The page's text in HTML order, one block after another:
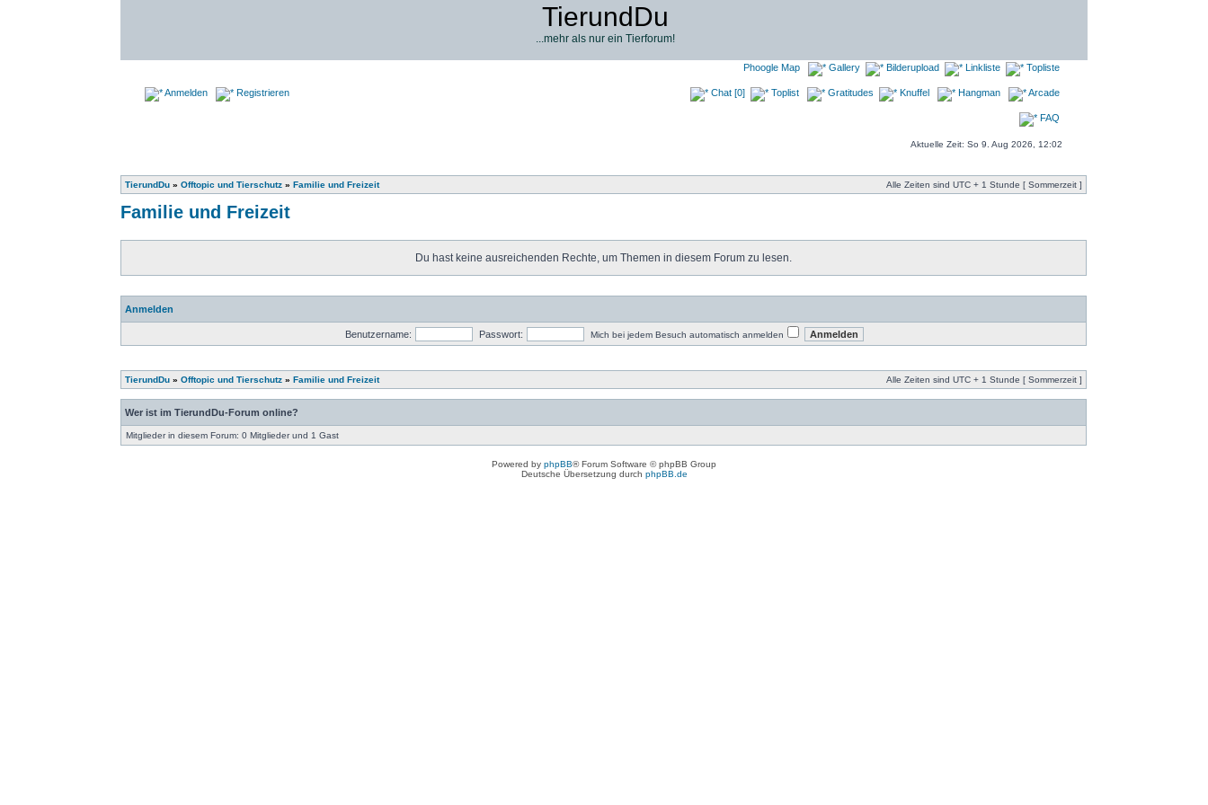
TierundDu
...mehr als nur ein Tierforum!
Anmelden Registrieren
Phoogle Map Gallery Bilderupload Linkliste Topliste
Chat [0] Toplist Gratitudes Knuffel Hangman Arcade
FAQ
Aktuelle Zeit: So 9. Aug 2026, 12:02
TierundDu »Offtopic und Tierschutz »Familie und Freizeit Alle Zeiten sind UTC + 1 Stunde [ Sommerzeit ]
Familie und Freizeit
Du hast keine ausreichenden Rechte, um Themen in diesem Forum zu lesen.
Anmelden
Benutzername: Passwort: Mich bei jedem Besuch automatisch anmelden
TierundDu »Offtopic und Tierschutz »Familie und Freizeit Alle Zeiten sind UTC + 1 Stunde [ Sommerzeit ]
Wer ist im TierundDu-Forum online?
Mitglieder in diesem Forum: 0 Mitglieder und 1 Gast
Powered by phpBB® Forum Software © phpBB Group
Deutsche Übersetzung durch phpBB.de